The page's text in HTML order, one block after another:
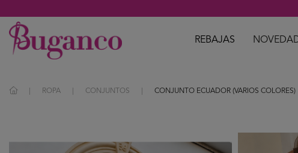
REBAJAS
ROPA CONJUNTOS CONJUNTO ECUADOR (VARIOS COLORES)